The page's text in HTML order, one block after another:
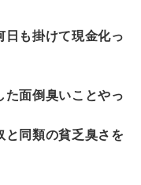
日も掛けて現金化っ
た面倒臭いことやっ
と同類の貧乏臭さを